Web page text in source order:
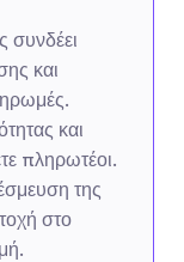
συνδέει
και
και
πληρωτέοι.
της
στο